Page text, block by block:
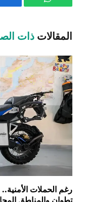
واتساب
المقالات ذات
رغم الحملات